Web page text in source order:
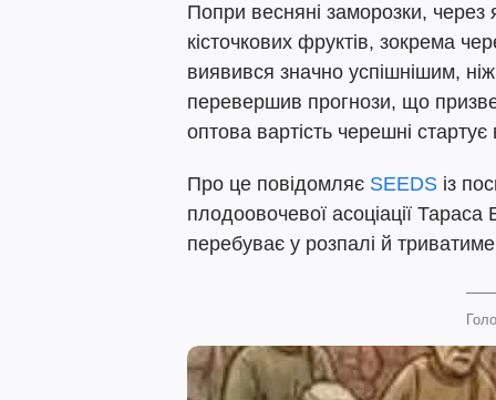
Попри весняні заморозки, через
кісточкових фруктів, зокрема
виявився значно успішнішим,
перевершив прогнози, що
оптова вартість черешні
Про це повідомляє SEEDS із
плодоовочевої асоціації
перебуває у розпалі й